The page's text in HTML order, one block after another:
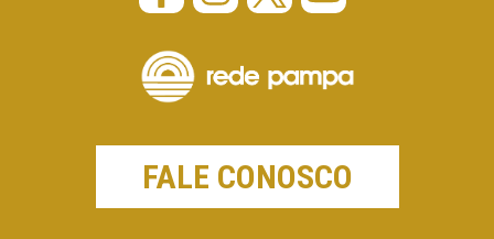
FALE CONOSCO